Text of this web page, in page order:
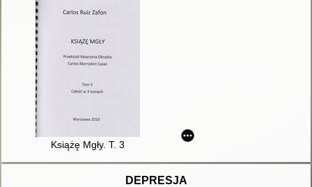
Książę Mgły. T. 3
DEPRESJA